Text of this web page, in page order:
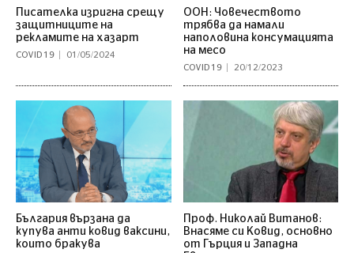
Писателка изригна срещу
защитниците на
рекламите на хазарт
COVID 19 01/05/2024
ООН: Човечеството
трябва да намали
наполовина консумацията
на месо
COVID 19 20/12/2023
България вързана да
купува анти ковид ваксини,
които бракува
Проф. Николай Витанов:
Внасяме си Ковид, основно
от Гърция и Западна